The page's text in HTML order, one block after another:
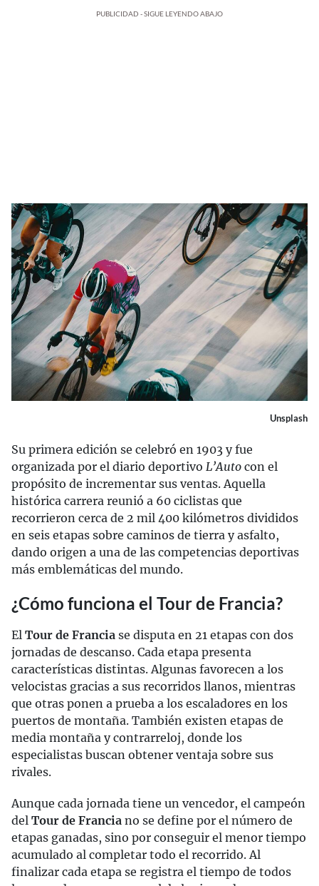
PUBLICIDAD - SIGUE LEYENDO ABAJO
Unsplash
Su primera edición se celebró en 1903 y fue
organizada por el diario deportivo L’Auto con el
propósito de incrementar sus ventas. Aquella
histórica carrera reunió a 60 ciclistas que
recorrieron cerca de 2 mil 400 kilómetros divididos
en seis etapas sobre caminos de tierra y asfalto,
dando origen a una de las competencias deportivas
más emblemáticas del mundo.
¿Cómo funciona el Tour de Francia?
El Tour de Francia se disputa en 21 etapas con dos
jornadas de descanso. Cada etapa presenta
características distintas. Algunas favorecen a los
velocistas gracias a sus recorridos llanos, mientras
que otras ponen a prueba a los escaladores en los
puertos de montaña. También existen etapas de
media montaña y contrarreloj, donde los
especialistas buscan obtener ventaja sobre sus
rivales.
Aunque cada jornada tiene un vencedor, el campeón
del Tour de Francia no se define por el número de
etapas ganadas, sino por conseguir el menor tiempo
acumulado al completar todo el recorrido. Al
finalizar cada etapa se registra el tiempo de todos